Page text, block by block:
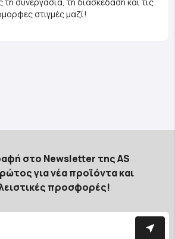
στιγμές μαζί!
στο Newsletter της AS
για νέα προϊόντα και
προσφορές!